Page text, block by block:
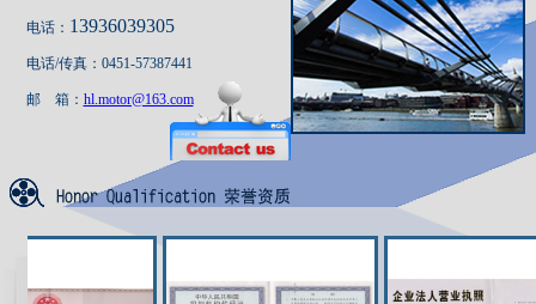
电话： 13936039305
电话/传真：0451-57387441
邮 箱： hl.motor@163.com